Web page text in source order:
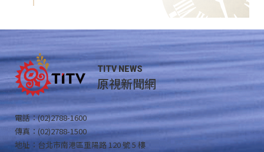
TITV NEWS
原視新聞網
電話：(02)2788-1600
傳真：(02)2788-1500
地址：台北市南港區重陽路 120 號 5 樓